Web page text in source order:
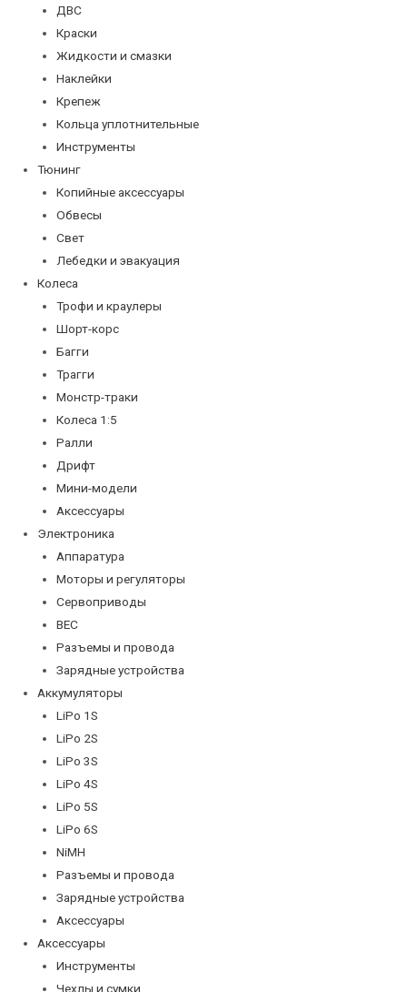
ДВС
Краски
Жидкости и смазки
Наклейки
Крепеж
Кольца уплотнительные
Инструменты
Тюнинг
Копийные аксессуары
Обвесы
Свет
Лебедки и эвакуация
Колеса
Трофи и краулеры
Шорт-корс
Багги
Трагги
Монстр-траки
Колеса 1:5
Ралли
Дрифт
Мини-модели
Аксессуары
Электроника
Аппаратура
Моторы и регуляторы
Сервоприводы
BEC
Разъемы и провода
Зарядные устройства
Аккумуляторы
LiPo 1S
LiPo 2S
LiPo 3S
LiPo 4S
LiPo 5S
LiPo 6S
NiMH
Разъемы и провода
Зарядные устройства
Аксессуары
Аксессуары
Инструменты
Чехлы и сумки